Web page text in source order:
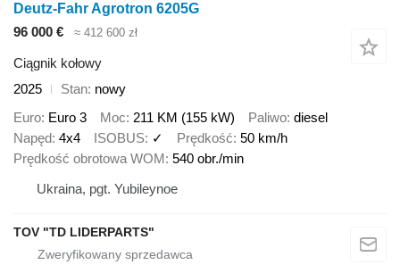
Deutz-Fahr Agrotron 6205G
96 000 €
≈ 412 600 zł
Ciągnik kołowy
2025
Stan nowy
Euro Euro 3 Moc 211 KM (155 kW) Paliwo diesel
Napęd 4x4 ISOBUS ✓ Prędkość 50 km/h
Prędkość obrotowa WOM 540 obr./min
Ukraina, pgt. Yubileynoe
TOV "TD LIDERPARTS"